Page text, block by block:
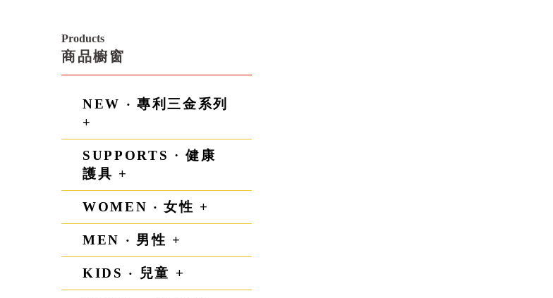
Products
商品櫥窗
NEW ‧ 專利三金系列
+
SUPPORTS · 健康
護具 +
WOMEN ‧ 女性 +
MEN ‧ 男性 +
KIDS ‧ 兒童 +